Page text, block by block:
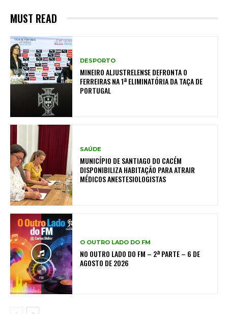
MUST READ
DESPORTO
MINEIRO ALJUSTRELENSE DEFRONTA O
FERREIRAS NA 1ª ELIMINATÓRIA DA TAÇA DE
PORTUGAL
SAÚDE
MUNICÍPIO DE SANTIAGO DO CACÉM
DISPONIBILIZA HABITAÇÃO PARA ATRAIR
MÉDICOS ANESTESIOLOGISTAS
O OUTRO LADO DO FM
NO OUTRO LADO DO FM – 2ª PARTE – 6 DE
AGOSTO DE 2026